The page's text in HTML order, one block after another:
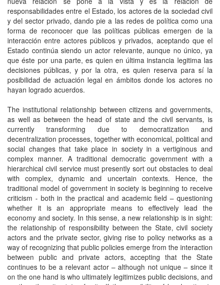
responsabilidades entre el Estado, los actores de la sociedad civil
y del sector privado, dando pie a las redes de política como una
forma de reconocer que las políticas públicas emergen de la
interacción entre actores públicos y privados, aceptando que el
Estado continúa siendo un actor relevante, aunque no único, ya
que éste por una parte, es quien en última instancia legitima las
decisiones públicas, y por la otra, es quien reserva para sí la
posibilidad de actuación legal en ámbitos donde los actores no
hayan logrado acuerdos.
The institutional relationship between citizens and governments,
as well as between the head of state and the civil servants, is
currently transforming due to democratization and
decentralization processes, together with economical, political and
social changes that take place in society in a vertiginous and
complex manner. A traditional democratic government with a
hierarchical civil service must presently sort out obstacles to deal
with complex, dynamic and uncertain contexts. Hence, the
traditional model of government in society is beginning to receive
criticism - both in the practical and academic field – questioning
whether it is an appropriate means to effectively lead the
economy and society. In this sense, a new relationship is in sight:
the relationship of responsibility between the State, civil society
actors and the private sector, giving rise to policy networks as a
way of recognizing that public policies emerge from the interaction
between public and private actors, accepting that the State
continues to be a relevant actor – although not unique – since it
on the one hand is who ultimately legitimizes public decisions, and